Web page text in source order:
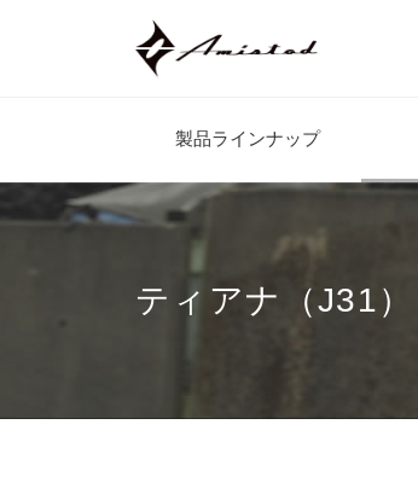
製品ラインナップ
ティアナ（J31）